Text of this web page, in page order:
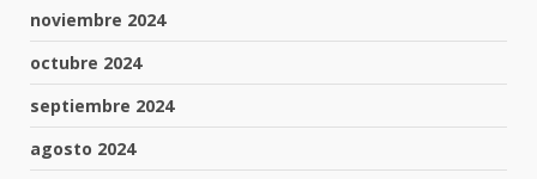
noviembre 2024
octubre 2024
septiembre 2024
agosto 2024